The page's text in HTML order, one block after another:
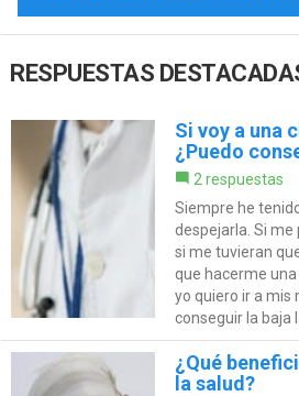
RESPUESTAS
Si voy a una
¿Puedo
2 respuestas
Siempre he
despejarla. Si
si me tuvieran
que hacerme
yo quiero ir a mis
conseguir la baja
¿Qué
la salud?